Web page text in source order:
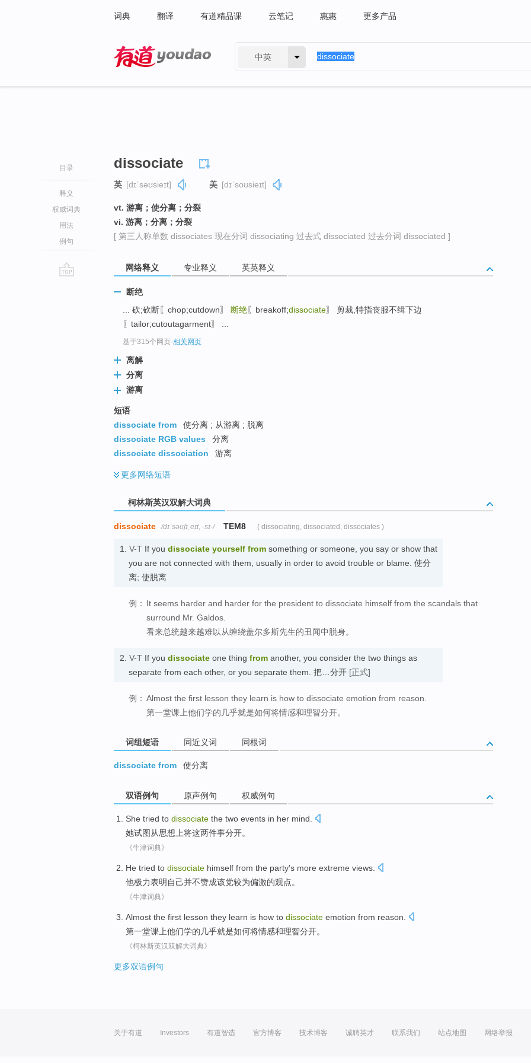
词典 翻译 有道精品课 云笔记 惠惠 更多产品
中英
目录
释义
权威词典
用法
例句
dissociate
英 [dɪˈsəʊsieɪt] 美 [dɪˈsoʊsieɪt]
vt. 游离；使分离；分裂
vi. 游离；分离；分裂
[ 第三人称单数 dissociates 现在分词 dissociating 过去式 dissociated 过去分词 dissociated ]
网络释义 专业释义 英英释义
断绝
... 砍;砍断〖chop;cutdown〗 断绝〖breakoff;dissociate〗 剪裁,特指丧服不缉下边
〖tailor;cutoutagarment〗 ...
基于315个网页-相关网页
离解
分离
游离
短语
dissociate from
使分离 ; 从游离 ; 脱离
dissociate RGB values
分离
dissociate dissociation
游离
更多网络短语
柯林斯英汉双解大词典
dissociate /dɪˈsəʊʃɪˌeɪt, -sɪ-/ TEM8 ( dissociating, dissociated, dissociates )
1. V-T If you dissociate yourself from something or someone, you say or show that
you are not connected with them, usually in order to avoid trouble or blame. 使分
离; 使脱离
例： It seems harder and harder for the president to dissociate himself from the scandals that
surround Mr. Galdos.
看来总统越来越难以从缠绕盖尔多斯先生的丑闻中脱身。
2. V-T If you dissociate one thing from another, you consider the two things as
separate from each other, or you separate them. 把…分开 [正式]
例： Almost the first lesson they learn is how to dissociate emotion from reason.
第一堂课上他们学的几乎就是如何将情感和理智分开。
词组短语 同近义词 同根词
dissociate from 使分离
双语例句 原声例句 权威例句
She tried to dissociate the two events in her mind.
她试图 从思想 上将这两件事分开。
《牛津词典》
He tried to dissociate himself from the party's more extreme views
他极力表明 自己并不赞成该党较为偏激的观点。
《牛津词典》
Almost the first lesson they learn is how to dissociate emotion from reason
第一堂课上他们学的 几乎就是如何将情感和理智分开。
《柯林斯英汉双解大词典》
更多双语例句
关于有道 Investors 有道智选 官方博客 技术博客 诚聘英才 联系我们 站点地图 网络举报